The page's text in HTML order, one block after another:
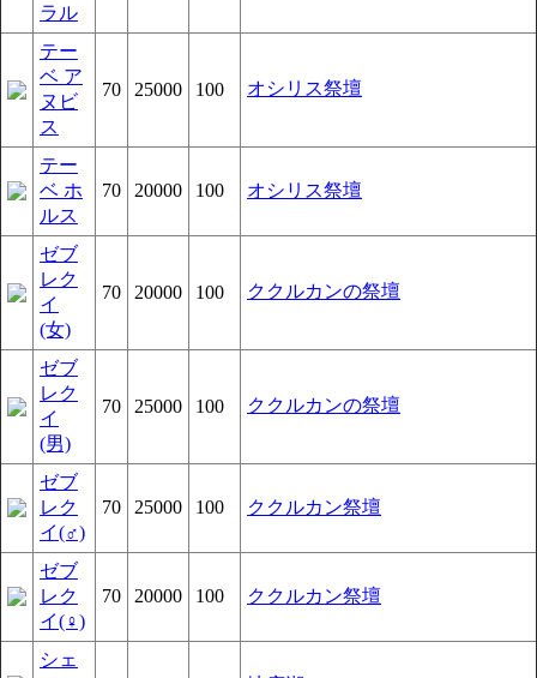
ラル
テー
ベ ア
ヌビ
ス
70 25000 100 オシリス祭壇
テー
ベ ホ
ルス
70 20000 100 オシリス祭壇
ゼブ
レク
イ
(女)
70 20000 100 ククルカンの祭壇
ゼブ
レク
イ
(男)
70 25000 100 ククルカンの祭壇
ゼブ
レク
イ(♂)
70 25000 100 ククルカン祭壇
ゼブ
レク
イ(♀)
70 20000 100 ククルカン祭壇
シェ